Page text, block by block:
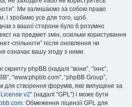
Ми залишаємо за собою право
і зробимо усе для того, щоб
з вашої сторони було б розумно
на предмет змін, оскільки користування
спільноти” після оновлення чи
означає вашу згоду з ними.
phpBB (надалі “вони”, “їхнє”,
“www.phpbb.com”, “phpBB Group”,
для створення форумів, яке випущене за
v2” (надалі “GPL”) і може бути
. Обмеження ліцензії GPL для